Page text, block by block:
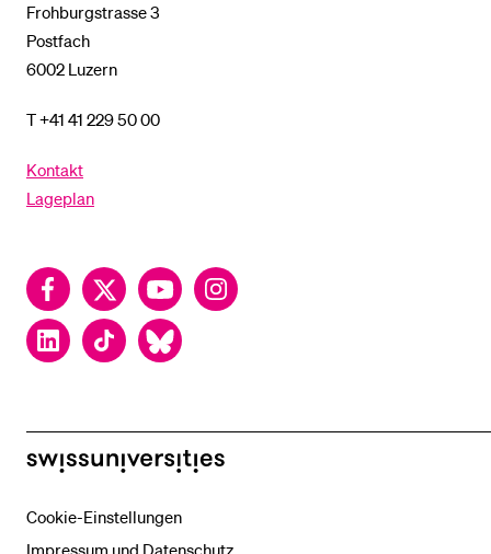
Frohburgstrasse 3
Postfach
6002 Luzern
T +41 41 229 50 00
Kontakt
Lageplan
FacebookTwitter YouTubeInstagram
LinkedInTikTok Bluesky
swissuniversities
Cookie-Einstellungen
Impressum und Datenschutz